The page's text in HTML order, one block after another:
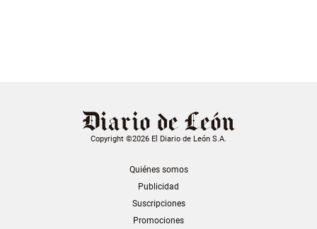
Copyright ©2026 El Diario de León S.A.
Quiénes somos
Publicidad
Suscripciones
Promociones